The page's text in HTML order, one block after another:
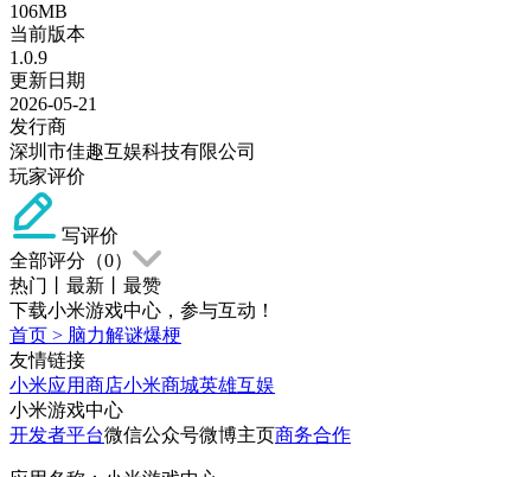
106MB
当前版本
1.0.9
更新日期
2026-05-21
发行商
深圳市佳趣互娱科技有限公司
玩家评价
写评价
全部评分（0）
热门
最新
最赞
下载小米游戏中心，参与互动！
首页 > 脑力解谜爆梗
友情链接
小米应用商店小米商城英雄互娱
小米游戏中心
开发者平台微信公众号微博主页商务合作